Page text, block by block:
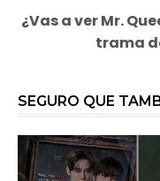
¿Vas a ver Mr.
trama
SEGURO QUE